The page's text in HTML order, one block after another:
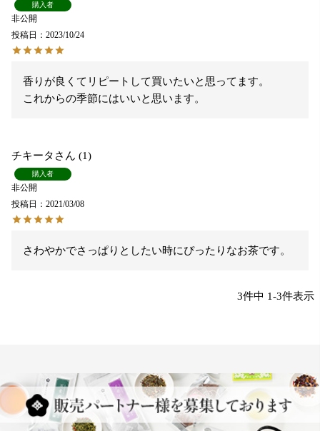
購入者
非公開
投稿日
2023/10/24
香りが良くてリピートして買いたいと思ってます。
これからの季節にはいいと思います。
チキータ 1
購入者
非公開
投稿日
2021/03/08
さわやかでさっぱりとしたい時にぴったりなお茶です。
3件中 1-3件表示